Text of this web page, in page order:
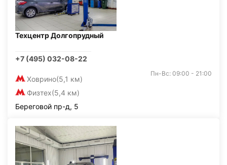
Техцентр Долгопрудный
+7 (495) 032-08-22
Ховрино(5,1 км)
Физтех(5,4 км)
Пн-Вс: 09:00 - 21:00
Береговой пр-д, 5